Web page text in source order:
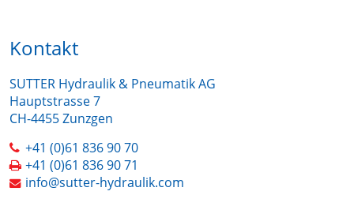
Kontakt
SUTTER Hydraulik & Pneumatik AG
Hauptstrasse 7
CH-4455 Zunzgen
+41 (0)61 836 90 70
+41 (0)61 836 90 71
info@sutter-hydraulik.com